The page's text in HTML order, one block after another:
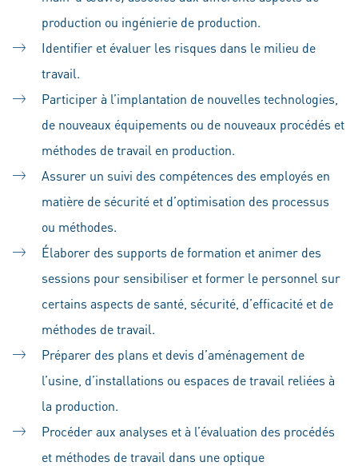
production ou ingénierie de production.
Identifier et évaluer les risques dans le milieu de
travail.
Participer à l’implantation de nouvelles technologies,
de nouveaux équipements ou de nouveaux procédés et
méthodes de travail en production.
Assurer un suivi des compétences des employés en
matière de sécurité et d’optimisation des processus
ou méthodes.
Élaborer des supports de formation et animer des
sessions pour sensibiliser et former le personnel sur
certains aspects de santé, sécurité, d’efficacité et de
méthodes de travail.
Préparer des plans et devis d’aménagement de
l’usine, d’installations ou espaces de travail reliées à
la production.
Procéder aux analyses et à l’évaluation des procédés
et méthodes de travail dans une optique